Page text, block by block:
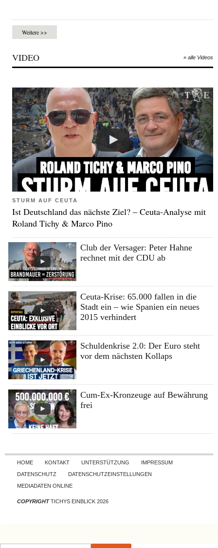
Weitere >>
VIDEO » alle Videos
STURM AUF CEUTA
Ist Deutschland das nächste Ziel? – Ceuta-Analyse mit
Roland Tichy & Marco Pino
Club der Versager: Peter Hahne
rechnet mit der CDU ab
Ceuta-Krise: 65.000 fallen in die
Stadt ein – wie Spanien ein neues
2015 verhindert
Schuldenkrise 2.0: Der Euro steht
vor dem nächsten Kollaps
Cum-Ex-Kronzeuge auf Bewährung
frei
Skip to content
HOME KONTAKT UNTERSTÜTZUNG
IMPRESSUM
DATENSCHUTZ
DATENSCHUTZEINSTELLUNGEN
MEDIADATEN ONLINE
COPYRIGHTTICHYS EINBLICK 2026